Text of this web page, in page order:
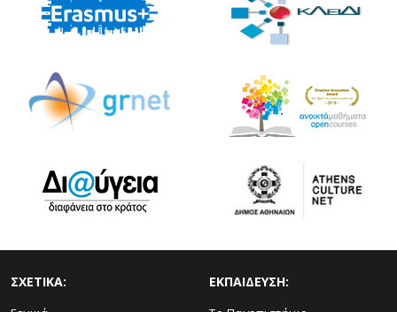
ΣΧΕΤΙΚΑ: ΕΚΠΑΙΔΕΥΣΗ: